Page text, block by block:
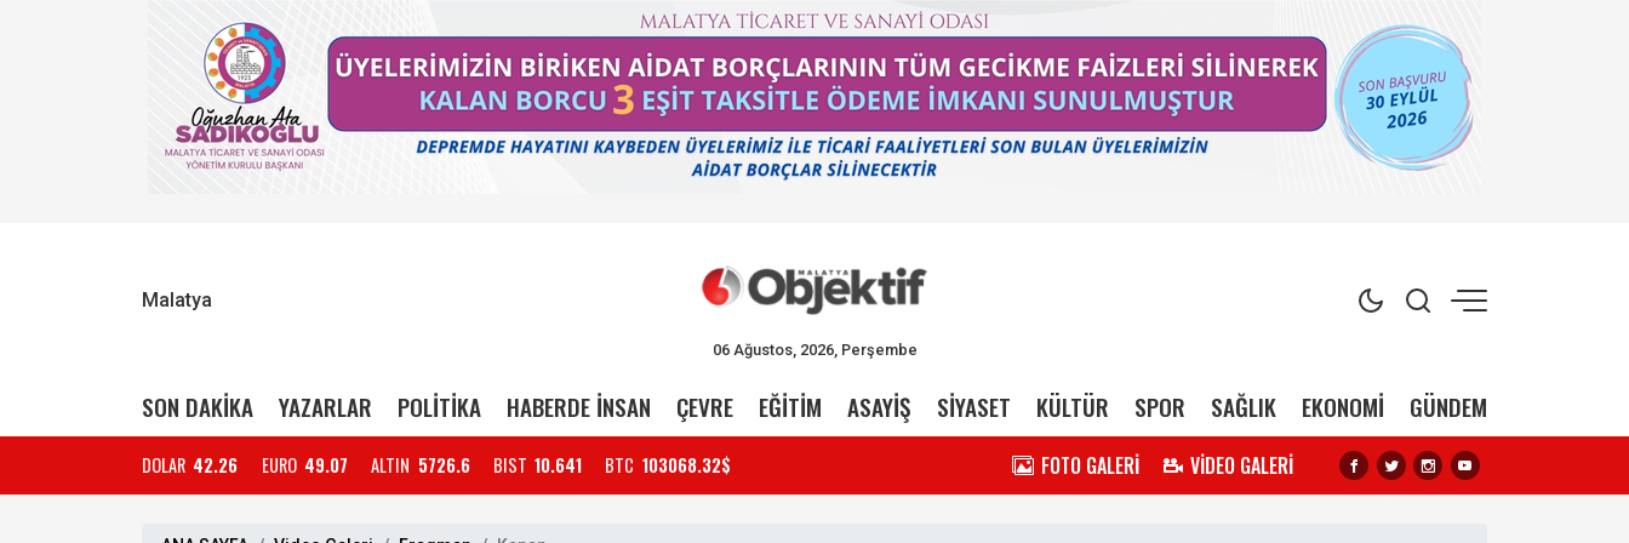
Malatya
06 Ağustos, 2026, Perşembe
SON DAKİKA YAZARLAR POLİTİKA HABERDE İNSAN ÇEVRE EĞİTİM ASAYİŞ SİYASET KÜLTÜR SPOR SAĞLIK EKONOMİ GÜNDEM
DOLAR 42.26 EURO 49.07 ALTIN 5726.6 BIST 10.641 BTC 103068.32$ FOTO GALERİ VİDEO GALERİ